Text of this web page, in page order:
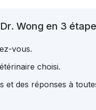
Wong en 3
vous.
choisi.
et des réponses à